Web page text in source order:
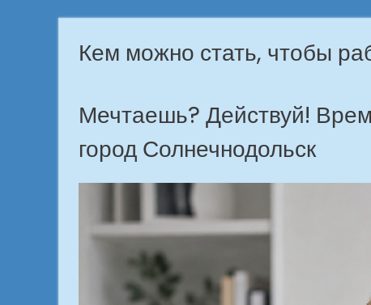
Кем можно стать, чтобы
Мечтаешь? Действуй!
город Солнечнодольск